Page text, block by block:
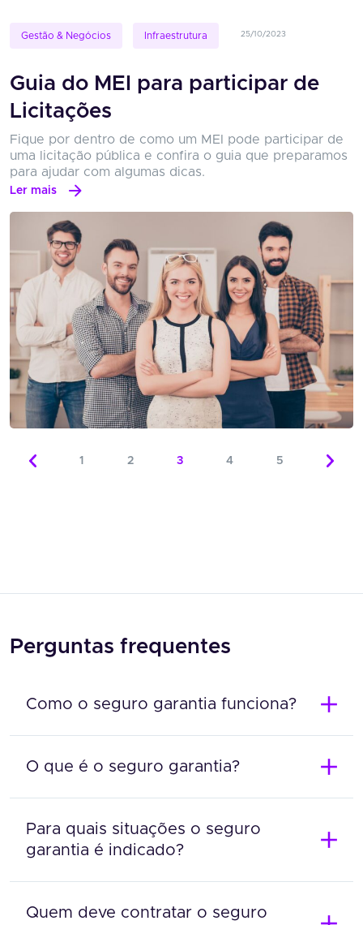
Gestão & Negócios Infraestrutura 25/10/2023
Guia do MEI para participar de
Licitações
Fique por dentro de como um MEI pode participar de
uma licitação pública e confira o guia que preparamos
para ajudar com algumas dicas.
Ler mais
1 2 3 4 5
Perguntas frequentes
Como o seguro garantia funciona?
O que é o seguro garantia?
Para quais situações o seguro
garantia é indicado?
Quem deve contratar o seguro